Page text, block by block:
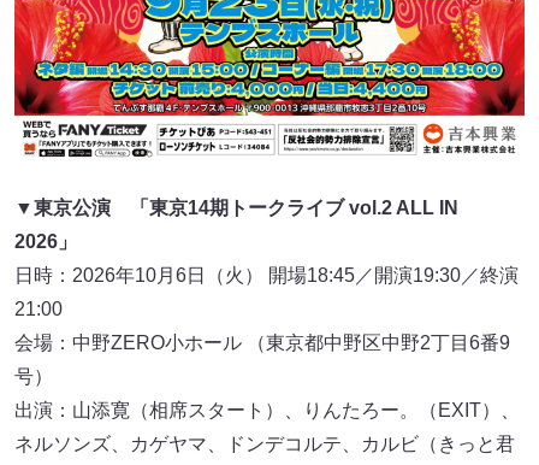
▼東京公演 「東京14期トークライブ vol.2 ALL IN
2026」
日時：2026年10月6日（火） 開場18:45／開演19:30／終演
21:00
会場：中野ZERO小ホール （東京都中野区中野2丁目6番9
号）
出演：山添寛（相席スタート）、りんたろー。（EXIT）、
ネルソンズ、カゲヤマ、ドンデコルテ、カルビ（きっと君